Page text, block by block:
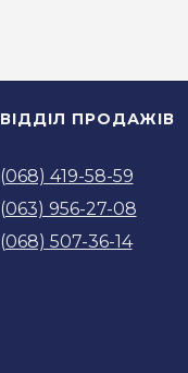
ВІДДІЛ ПРОДАЖІВ
(068) 419-58-59
(063) 956-27-08
(068) 507-36-14